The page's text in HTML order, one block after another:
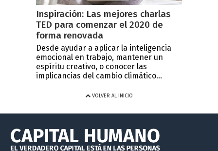
Inspiración: Las mejores charlas
TED para comenzar el 2020 de
forma renovada
Desde ayudar a aplicar la inteligencia
emocional en trabajo, mantener un
espíritu creativo, o conocer las
implicancias del cambio climático...
VOLVER AL INICIO